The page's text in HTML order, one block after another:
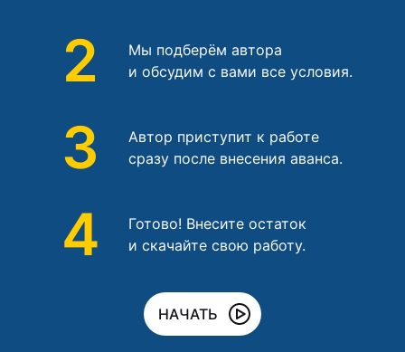
2
Мы подберём автора
и обсудим с вами все условия.
3
Автор приступит к работе
сразу после внесения аванса.
4
Готово! Внесите остаток
и скачайте свою работу.
НАЧАТЬ